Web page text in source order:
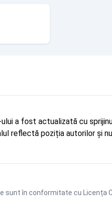
a fost actualizată cu
reflectă poziția autorilor și
sunt în conformitate cu Licența